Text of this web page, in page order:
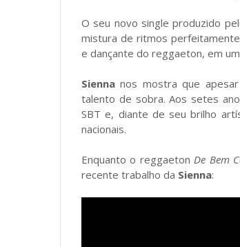
O seu novo single produzido
mistura de ritmos
e dançante do reggaeton, em
Siennanos mostra que
talento de sobra. Aos setes
SBT e, diante de seu brilho
nacionais.
Enquanto o reggaeton De Bem
recente trabalho da Sienna: